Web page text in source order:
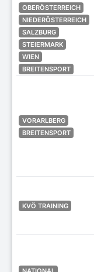
OBERÖSTERREICH
NIEDERÖSTERREICH
SALZBURG
STEIERMARK
WIEN
BREITENSPORT
VORARLBERG
BREITENSPORT
KVÖ TRAINING